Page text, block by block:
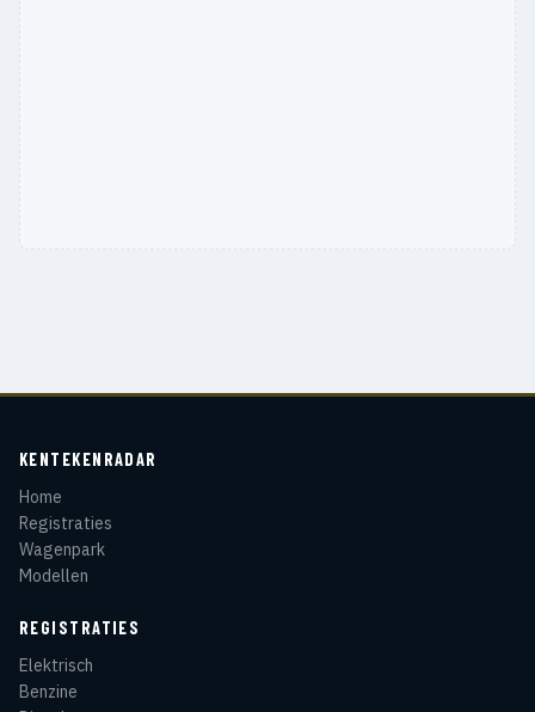
KENTEKENRADAR
Home
Registraties
Wagenpark
Modellen
REGISTRATIES
Elektrisch
Benzine